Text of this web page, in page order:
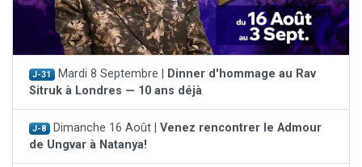
J-31 Mardi 8 Septembre |
Dinner d'hommage au Rav
Sitruk à Londres — 10 ans déjà
J-8 Dimanche 16 Août | Venez rencontrer le Admour
de Ungvar à Natanya!